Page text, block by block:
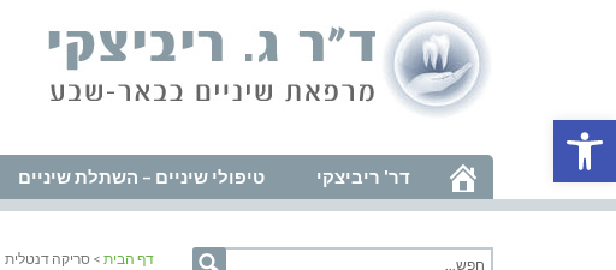
פתח סרגל נגישות
דר' ריביצקי טיפולי שיניים – השתלת שיניים
דף הבית > סריקה דנטלית